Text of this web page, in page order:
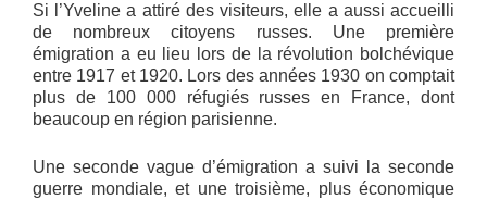
Si l’Yveline a attiré des visiteurs, elle a aussi accueilli
de nombreux citoyens russes. Une première
émigration a eu lieu lors de la révolution bolchévique
entre 1917 et 1920. Lors des années 1930 on comptait
plus de 100 000 réfugiés russes en France, dont
beaucoup en région parisienne.
Une seconde vague d’émigration a suivi la seconde
guerre mondiale, et une troisième, plus économique